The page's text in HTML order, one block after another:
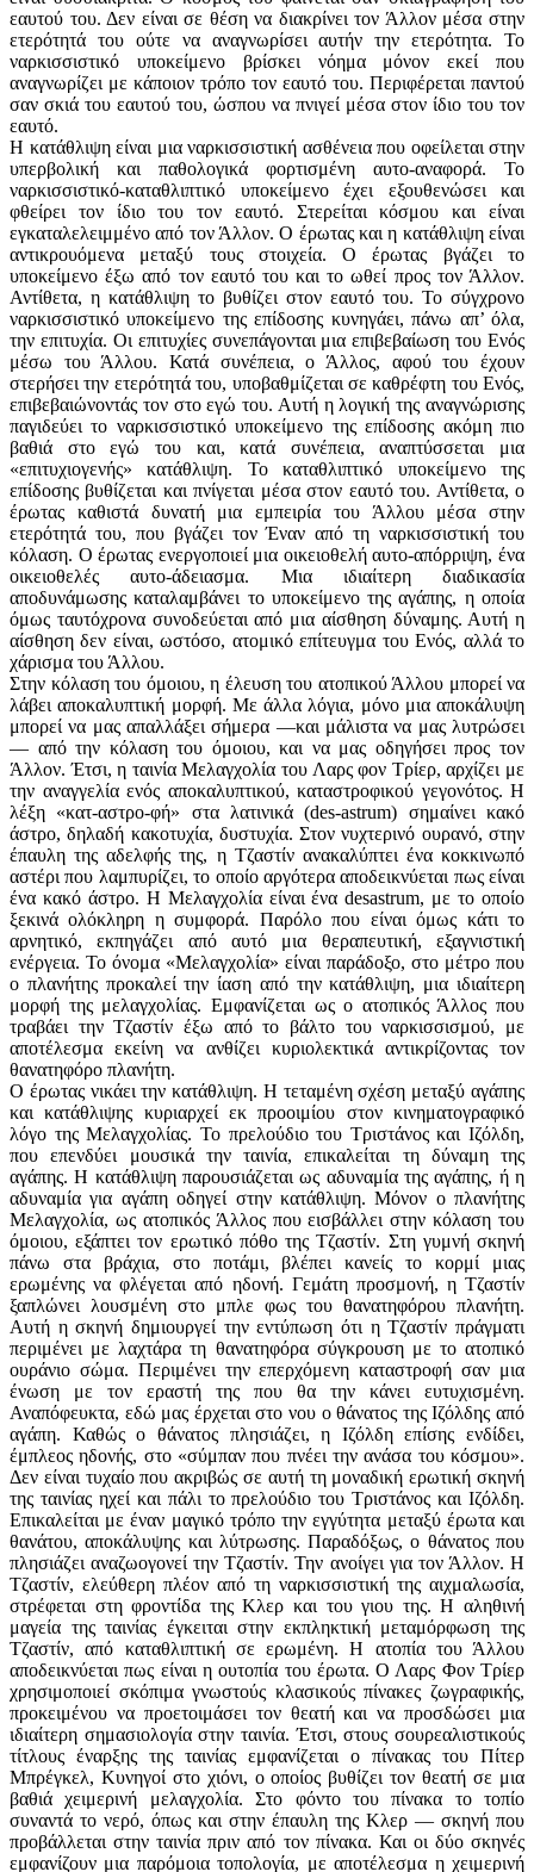
εαυτού του. Δεν είναι σε θέση να διακρίνει τον Άλλον μέσα στην
ετερότητά του ούτε να αναγνωρίσει αυτήν την ετερότητα. Το
ναρκισσιστικό υποκείμενο βρίσκει νόημα μόνον εκεί που
αναγνωρίζει με κάποιον τρόπο τον εαυτό του. Περιφέρεται παντού
σαν σκιά του εαυτού του, ώσπου να πνιγεί μέσα στον ίδιο του τον
εαυτό.
Η κατάθλιψη είναι μια ναρκισσιστική ασθένεια που οφείλεται στην
υπερβολική και παθολογικά φορτισμένη αυτο-αναφορά. Το
ναρκισσιστικό-καταθλιπτικό υποκείμενο έχει εξουθενώσει και
φθείρει τον ίδιο του τον εαυτό. Στερείται ­κόσμου και είναι
εγκαταλελειμμένο από τον Άλλον. Ο έρωτας και η κατάθλιψη είναι
αντικρουόμενα μεταξύ τους στοιχεία. Ο έρωτας βγάζει το
υποκείμενο έξω από τον εαυτό του και το ωθεί προς τον Άλλον.
Αντίθετα, η κατάθλιψη το βυθίζει στον εαυτό του. Το σύγχρονο
ναρκισσιστικό υποκείμενο της επίδοσης κυνηγάει, πάνω απ’ όλα,
την επιτυχία. Οι επιτυχίες συνεπάγονται μια επιβεβαίωση του Ενός
μέσω του Άλλου. Κατά συνέπεια, ο Άλλος, αφού του έχουν
στερήσει την ετερότητά του, υποβαθμίζεται σε καθρέφτη του Ενός,
επιβεβαιώνοντάς τον στο εγώ του. Αυτή η λογική της αναγνώρισης
παγιδεύει το ναρκισσιστικό υποκείμενο της επίδοσης ακόμη πιο
βαθιά στο εγώ του και, κατά συνέπεια, αναπτύσσεται μια
«επιτυχιογενής» κατάθλιψη. Το καταθλιπτικό υποκείμενο της
επίδοσης βυθίζεται και πνίγεται μέσα στον εαυτό του. Αντίθετα, ο
έρωτας καθιστά δυνατή μια εμπειρία του Άλλου μέσα στην
ετερότητά του, που βγάζει τον Έναν από τη ναρκισσιστική του
κόλαση. Ο έρωτας ενεργοποιεί μια οικειοθελή αυτο-απόρριψη, ένα
οικειοθελές αυτο-άδειασμα. Μια ιδιαίτερη διαδικασία
αποδυνάμωσης καταλαμβάνει το υποκείμενο της αγάπης, η οποία
όμως ταυτόχρονα συνοδεύεται από μια αίσθηση δύναμης. Αυτή η
αίσθηση δεν είναι, ωστόσο, ατομικό επίτευγμα του Ενός, αλλά το
χάρισμα του Άλλου.
Στην κόλαση του όμοιου, η έλευση του ατοπικού Άλλου μπορεί να
λάβει αποκαλυπτική μορφή. Με άλλα λόγια, μόνο μια αποκάλυψη
μπορεί να μας απαλλάξει σήμερα —και μάλιστα να μας λυτρώσει
— από την κόλαση του όμοιου, και να μας οδηγήσει προς τον
Άλλον. Έτσι, η ταινία Μελαγχολία του Λαρς φον Τρίερ, αρχίζει με
την αναγγελία ενός αποκαλυπτικού, καταστροφικού γεγονότος. Η
λέξη «κατ-αστρο-φή» στα λατινικά (des-astrum) σημαίνει κακό
άστρο, δηλαδή κακοτυχία, δυστυχία. Στον νυχτερινό ουρανό, στην
έπαυλη της αδελφής της, η Τζαστίν ανακαλύπτει ένα κοκκινωπό
αστέρι που λαμπυρίζει, το οποίο αργότερα αποδεικνύεται πως είναι
ένα κακό άστρο. Η Μελαγχολία είναι ένα desastrum, με το οποίο
ξεκινά ολόκληρη η συμφορά. Παρόλο που είναι όμως κάτι το
αρνητικό, εκπηγάζει από αυτό μια θεραπευτική, εξαγνιστική
ενέργεια. Το όνομα «Μελαγχολία» είναι παράδοξο, στο μέτρο που
ο πλανήτης προκαλεί την ίαση από την κατάθλιψη, μια ιδιαίτερη
μορφή της μελαγχολίας. Εμφανίζεται ως ο ατοπικός Άλλος που
τραβάει την Τζαστίν έξω από το βάλτο του ναρκισσισμού, με
αποτέλεσμα εκείνη να ανθίζει κυριολεκτικά αντικρίζοντας τον
θανατηφόρο πλανήτη.
Ο έρωτας νικάει την κατάθλιψη. Η τεταμένη σχέση μεταξύ αγάπης
και κατάθλιψης κυριαρχεί εκ προοιμίου στον κινηματογραφικό
λόγο της ­Μελαγχολίας. Το πρελούδιο του Τριστάνος και Ιζόλδη,
που επενδύει μουσικά την ταινία, επικαλείται τη δύναμη της
αγάπης. Η κατάθλιψη παρουσιάζεται ως αδυναμία της αγάπης, ή η
αδυναμία για αγάπη οδηγεί στην κατάθλιψη. Μόνον ο πλανήτης
Μελαγχολία, ως ατοπικός Άλλος που εισβάλλει στην κόλαση του
όμοιου, εξάπτει τον ερωτικό πόθο της Τζαστίν. Στη γυμνή σκηνή
πάνω στα βράχια, στο ποτάμι, βλέπει κανείς το κορμί μιας
ερωμένης να φλέγεται από ηδονή. Γεμάτη προσμονή, η Τζαστίν
ξαπλώνει λουσμένη στο μπλε φως του θανατηφόρου πλανήτη.
Αυτή η σκηνή δημιουργεί την εντύπωση ότι η Τζαστίν πράγματι
περιμένει με λαχτάρα τη θανατηφόρα σύγκρουση με το ατοπικό
ουράνιο σώμα. Περιμένει την επερχόμενη καταστροφή σαν μια
ένωση με τον εραστή της που θα την κάνει ευτυχισμένη.
Αναπόφευκτα, εδώ μας έρχεται στο νου ο θάνατος της Ιζόλδης από
αγάπη. Καθώς ο θάνατος πλησιάζει, η Ιζόλδη επίσης ενδίδει,
έμπλεος ηδονής, στο «σύμπαν που πνέει την ανάσα του κόσμου».
Δεν είναι τυχαίο που ακριβώς σε αυτή τη μοναδική ερωτική σκηνή
της ταινίας ηχεί και πάλι το πρελούδιο του Τριστάνος και Ιζόλδη.
Επικαλείται με έναν μαγικό τρόπο την εγγύτητα μεταξύ έρωτα και
θανάτου, αποκάλυψης και λύτρωσης. Παραδόξως, ο θάνατος που
πλησιάζει αναζωογονεί την Τζαστίν. Την ανοίγει για τον Άλλον. Η
Τζαστίν, ελεύθερη πλέον από τη ναρκισσιστική της αιχμαλωσία,
στρέφεται στη φροντίδα της Κλερ και του γιου της. Η αληθινή
μαγεία της ταινίας έγκειται στην εκπληκτική μεταμόρφωση της
Τζαστίν, από καταθλιπτική σε ερωμένη. Η ατοπία του Άλλου
αποδεικνύεται πως είναι η ουτοπία του έρωτα. Ο Λαρς Φον Τρίερ
χρησιμοποιεί σκόπιμα γνωστούς κλασικούς πίνακες ζωγραφικής,
προκειμένου να προετοιμάσει τον θεατή και να προσδώσει μια
ιδιαίτερη σημασιολογία στην ταινία. Έτσι, στους σουρεαλιστικούς
τίτλους έναρξης της ταινίας εμφανίζεται ο πίνακας του Πίτερ
Μπρέγκελ, Κυνηγοί στο χιόνι, ο οποίος βυθίζει τον θεατή σε μια
βαθιά χειμερινή μελαγχολία. Στο φόντο του πίνακα το τοπίο
συναντά το νερό, όπως και στην έπαυλη της Κλερ — σκηνή που
προβάλλεται στην ταινία πριν από τον πίνακα. Και οι δύο σκηνές
εμφανίζουν μια παρόμοια τοπολογία, με αποτέλεσμα η χειμερινή